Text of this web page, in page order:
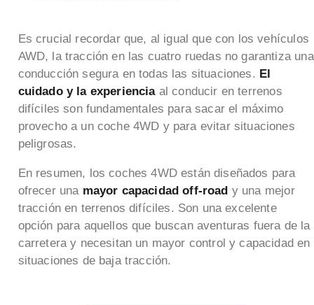
Es crucial recordar que, al igual que con los vehículos
AWD, la tracción en las cuatro ruedas no garantiza una
conducción segura en todas las situaciones. El
cuidado y la experienciaal conducir en terrenos
difíciles son fundamentales para sacar el máximo
provecho a un coche 4WD y para evitar situaciones
peligrosas.
En resumen, los coches 4WD están diseñados para
ofrecer una mayor capacidad off-road y una mejor
tracción en terrenos difíciles. Son una excelente
opción para aquellos que buscan aventuras fuera de la
carretera y necesitan un mayor control y capacidad en
situaciones de baja tracción.